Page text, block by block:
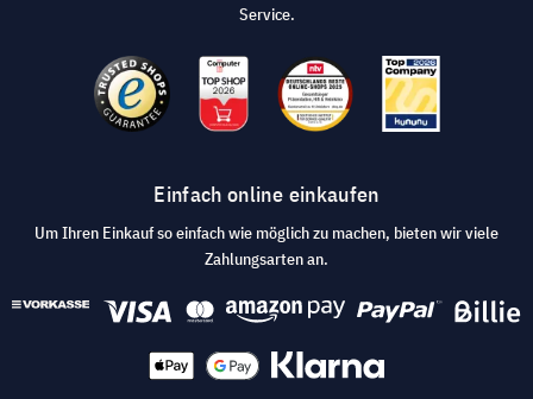
Service.
Einfach online einkaufen
Um Ihren Einkauf so einfach wie möglich zu machen, bieten wir viele
Zahlungsarten an.